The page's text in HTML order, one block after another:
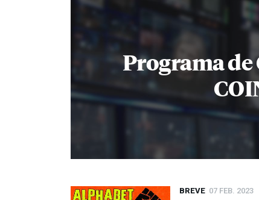
Programa
BREVE 07 FEB. 2023